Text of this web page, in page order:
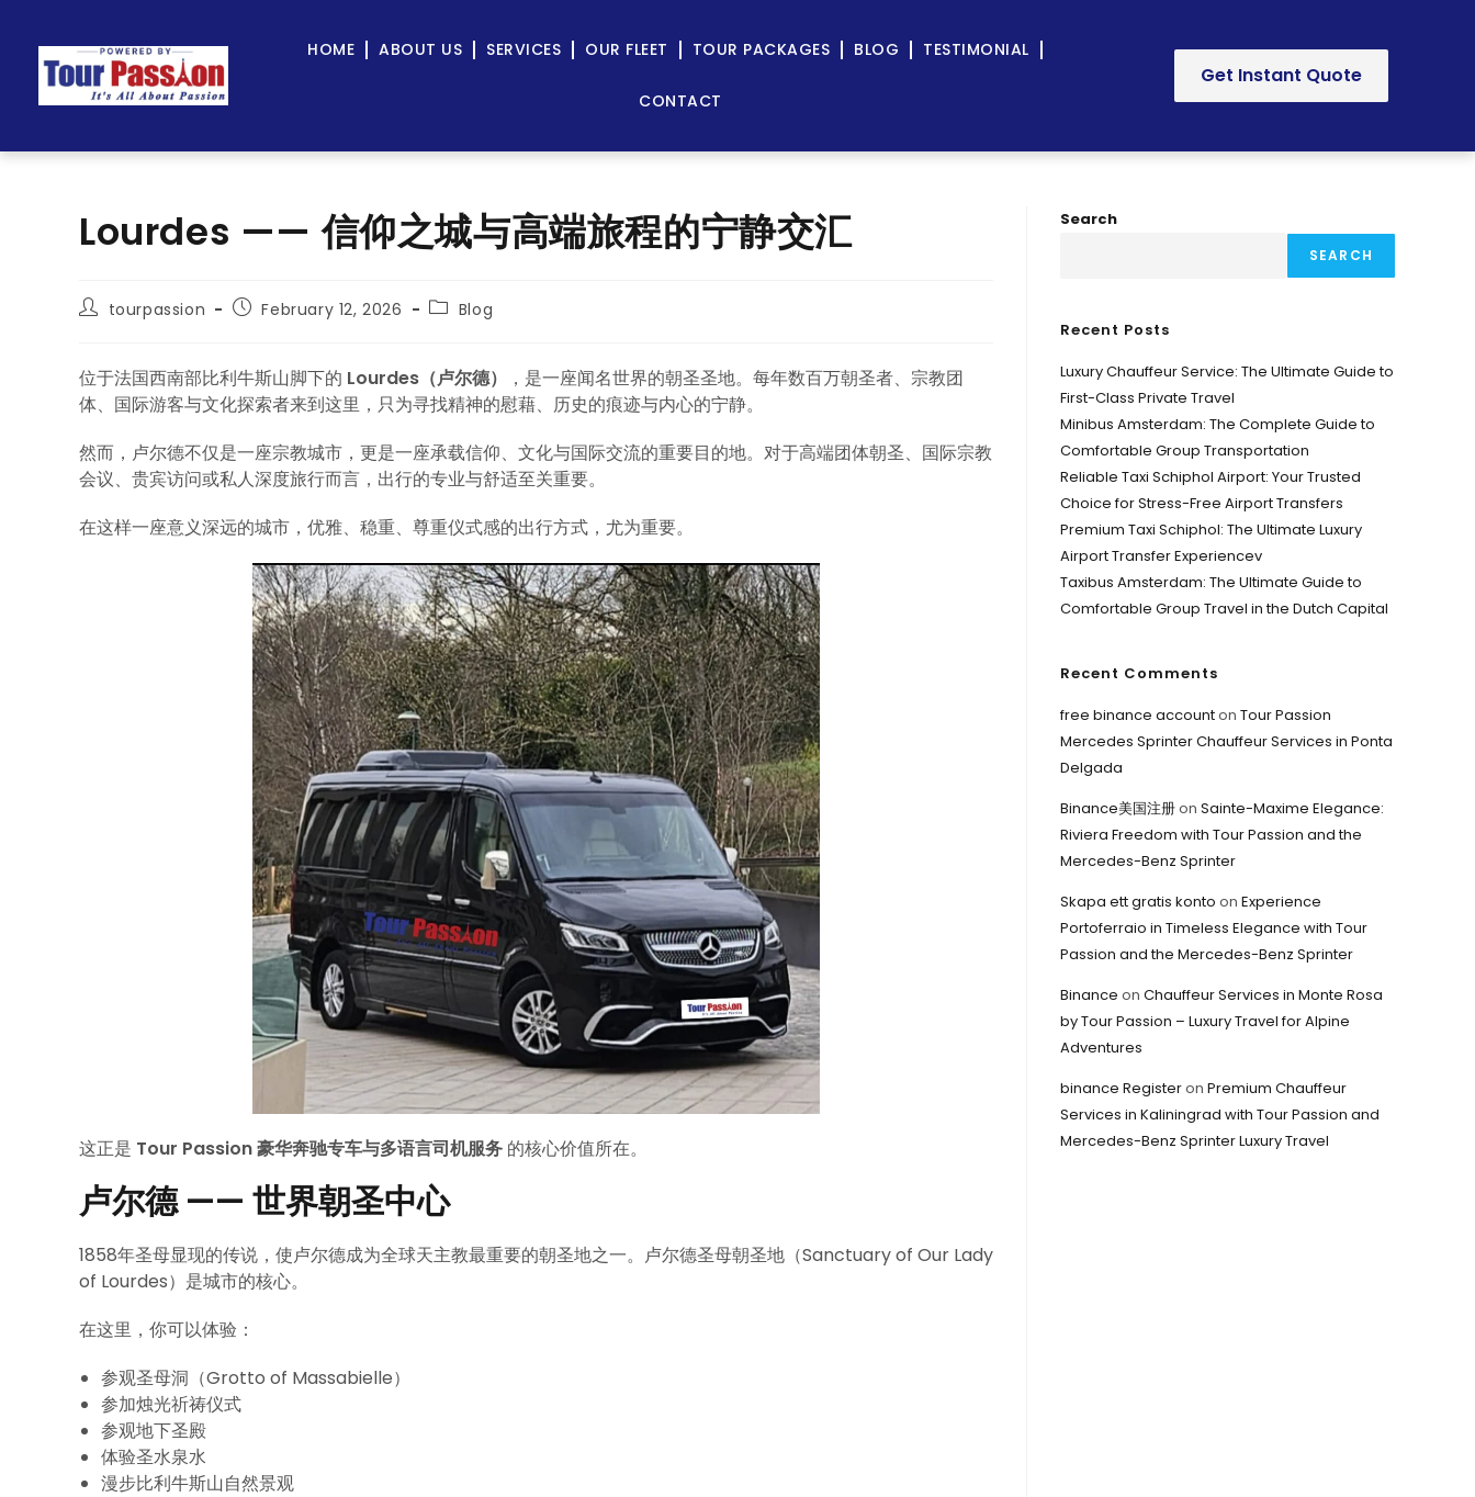
HOME ABOUT US SERVICES OUR FLEET TOUR PACKAGES BLOG TESTIMONIAL
CONTACT
Get Instant Quote
Lourdes —— 信仰之城与高端旅程的宁静交汇
tourpassion February 12, 2026 Blog
位于法国西南部比利牛斯山脚下的 Lourdes（卢尔德）
，是一座闻名世界的朝圣圣地。每年数百万朝圣者、宗教团
体、国际游客与文化探索者来到这里，只为寻找精神的慰藉、历史的痕迹与内心的宁静。
然而，卢尔德不仅是一座宗教城市，更是一座承载信仰、文化与国际交流的重要目的地。对于高端团体朝圣、国际宗教
会议、贵宾访问或私人深度旅行而言，出行的专业与舒适至关重要。
在这样一座意义深远的城市，优雅、稳重、尊重仪式感的出行方式，尤为重要。
这正是 Tour Passion 豪华奔驰专车与多语言司机服务 的核心价值所在。
卢尔德 —— 世界朝圣中心
1858年圣母显现的传说，使卢尔德成为全球天主教最重要的朝圣地之一。卢尔德圣母朝圣地（Sanctuary of Our Lady
of Lourdes）是城市的核心。
在这里，你可以体验：
参观圣母洞（Grotto of Massabielle）
参加烛光祈祷仪式
参观地下圣殿
体验圣水泉水
漫步比利牛斯山自然景观
Search
SEARCH
Recent Posts
Luxury Chauffeur Service: The Ultimate Guide to
First-Class Private Travel
Minibus Amsterdam: The Complete Guide to
Comfortable Group Transportation
Reliable Taxi Schiphol Airport: Your Trusted
Choice for Stress-Free Airport Transfers
Premium Taxi Schiphol: The Ultimate Luxury
Airport Transfer Experiencev
Taxibus Amsterdam: The Ultimate Guide to
Comfortable Group Travel in the Dutch Capital
Recent Comments
free binance accounton Tour Passion
Mercedes Sprinter Chauffeur Services in Ponta
Delgada
Binance美国注册on Sainte-Maxime Elegance:
Riviera Freedom with Tour Passion and the
Mercedes-Benz Sprinter
Skapa ett gratis konto on Experience
Portoferraio in Timeless Elegance with Tour
Passion and the Mercedes-Benz Sprinter
Binance on Chauffeur Services in Monte Rosa
by Tour Passion – Luxury Travel for Alpine
Adventures
binance Registeron Premium Chauffeur
Services in Kaliningrad with Tour Passion and
Mercedes-Benz Sprinter Luxury Travel